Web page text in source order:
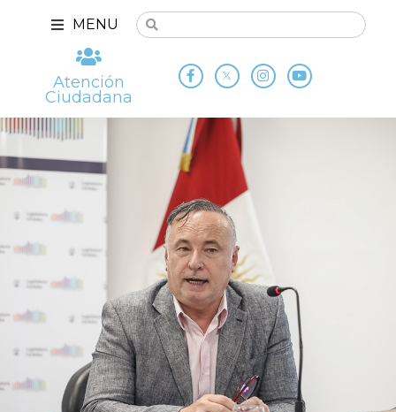
MENU
Atención
Ciudadana